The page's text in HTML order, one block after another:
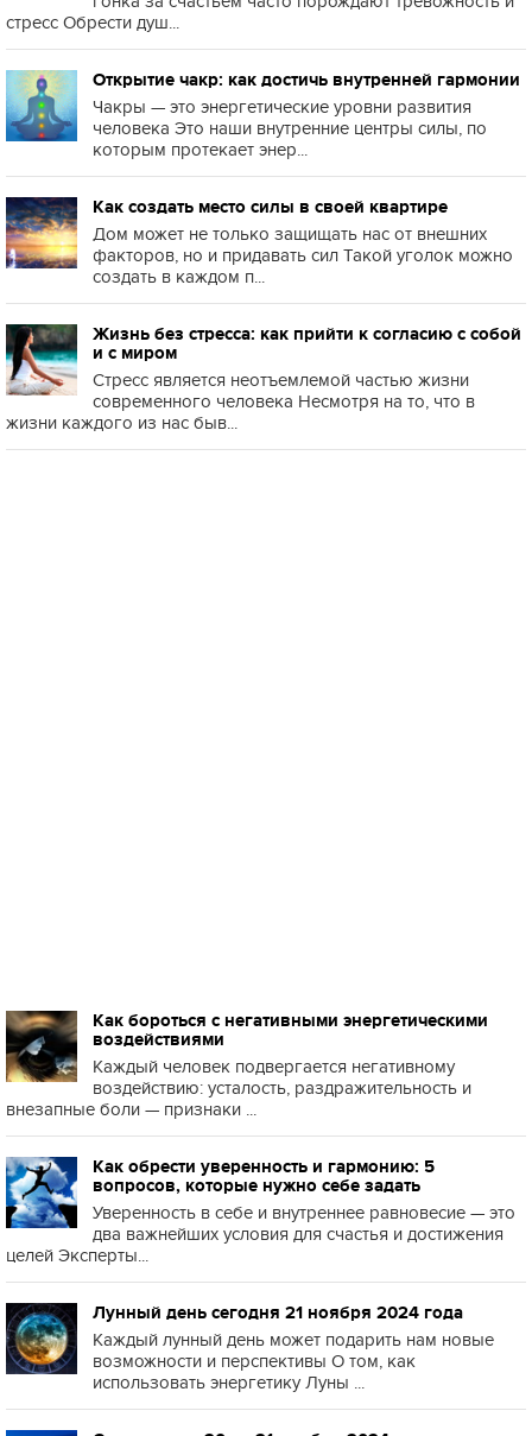
стресс Обрести душ...
Открытие чакр: как достичь внутренней гармонии
Чакры — это энергетические уровни развития
человека Это наши внутренние центры силы, по
которым протекает энер...
Как создать место силы в своей квартире
Дом может не только защищать нас от внешних
факторов, но и придавать сил Такой уголок можно
создать в каждом п...
Жизнь без стресса: как прийти к согласию с собой
и с миром
Стресс является неотъемлемой частью жизни
современного человека Несмотря на то, что в
жизни каждого из нас быв...
Как бороться с негативными энергетическими
воздействиями
Каждый человек подвергается негативному
воздействию: усталость, раздражительность и
внезапные боли — признаки ...
Как обрести уверенность и гармонию: 5
вопросов, которые нужно себе задать
Уверенность в себе и внутреннее равновесие — это
два важнейших условия для счастья и достижения
целей Эксперты...
Лунный день сегодня 21 ноября 2024 года
Каждый лунный день может подарить нам новые
возможности и перспективы О том, как
использовать энергетику Луны ...